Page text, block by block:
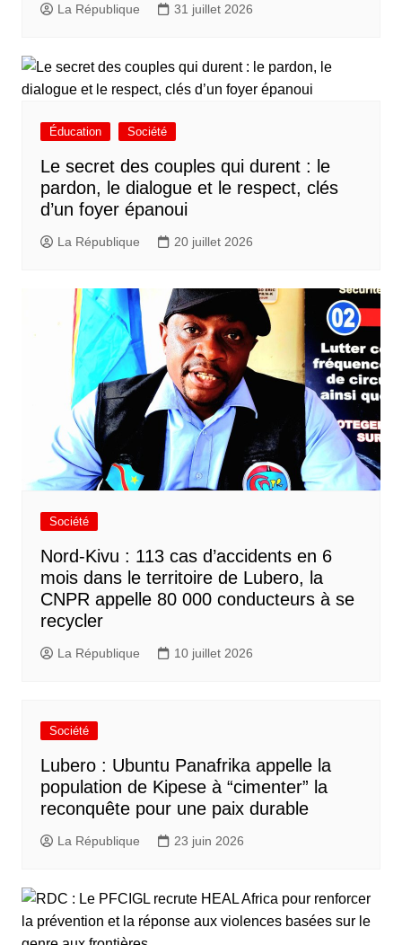
La République 31 juillet 2026
Éducation Société
Le secret des couples qui durent : le
pardon, le dialogue et le respect, clés
d’un foyer épanoui
La République 20 juillet 2026
Société
Nord-Kivu : 113 cas d’accidents en 6
mois dans le territoire de Lubero, la
CNPR appelle 80 000 conducteurs à se
recycler
La République 10 juillet 2026
Société
Lubero : Ubuntu Panafrika appelle la
population de Kipese à “cimenter” la
reconquête pour une paix durable
La République 23 juin 2026